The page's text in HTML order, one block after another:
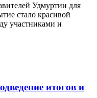
Удмуртии для
стало красивой
участниками и
итогов и